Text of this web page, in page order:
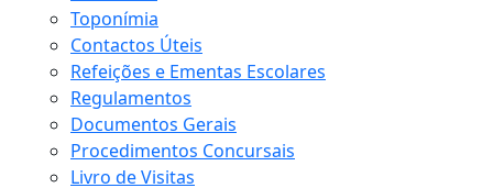
Toponímia
Contactos Úteis
Refeições e Ementas Escolares
Regulamentos
Documentos Gerais
Procedimentos Concursais
Livro de Visitas